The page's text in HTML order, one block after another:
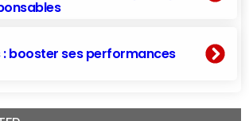
: booster ses performances